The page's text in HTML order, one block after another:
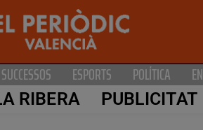
SUCCESSOS ESPORTS POLÍTICA
RIBERA PUBLICITAT